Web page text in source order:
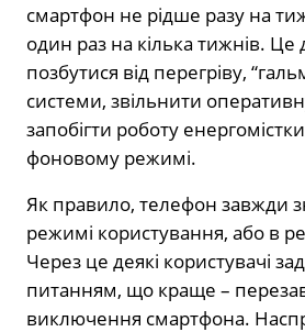
смартфон не рідше разу на
один раз на кілька тижнів.
позбутися від перегріву,
системи, звільнити
запобігти роботу
фоновому режимі.
Як правило, телефон завжди
режимі користування, або в
Через це деякі користувачі
питанням, що краще –
виключення смартфона.